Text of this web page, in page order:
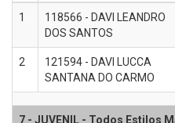
1
118566 - DAVI LEANDRO
DOS SANTOS
2
121594 - DAVI LUCCA
SANTANA DO CARMO
7 - JUVENIL - Todos Estilos